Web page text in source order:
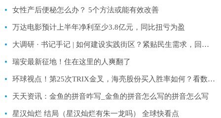
女性产后便秘怎么办？ 5个方法或能有效改善
万达电影预计上半年净利至少3.8亿元，同比扭亏为盈
大调研 · 书记手记 | ​如何建设实践街区？紧贴民生需求，回应居民期待|独家
瑞安最新征地！住在这里的人爽翻了
环球视点！第25次TRIX金叉，海亮股份买入胜率如何？看数据说n
天天资讯：金鱼的拼音咋写_金鱼的拼音怎么写的拼音怎么写
星汉灿烂 结局（星汉灿烂有朱一龙吗） 全球快看点